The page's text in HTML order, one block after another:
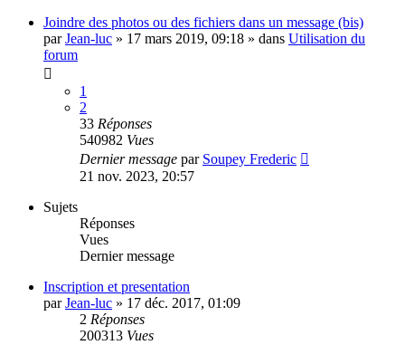
Joindre des photos ou des fichiers dans un message (bis)
parJean-luc » 17 mars 2019, 09:18 » dans Utilisation du
forum
1
2
33 Réponses
540982 Vues
Dernier message par Soupey Frederic
21 nov. 2023, 20:57
Sujets
Réponses
Vues
Dernier message
Inscription et presentation
parJean-luc » 17 déc. 2017, 01:09
2 Réponses
200313 Vues